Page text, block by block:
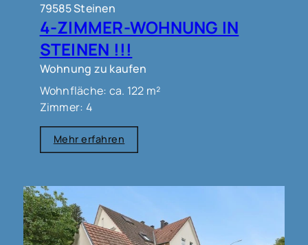
79585 Steinen
4-ZIMMER-WOHNUNG IN
STEINEN !!!
Wohnung zu kaufen
Wohnfläche: ca. 122 m²
Zimmer: 4
Mehr erfahren